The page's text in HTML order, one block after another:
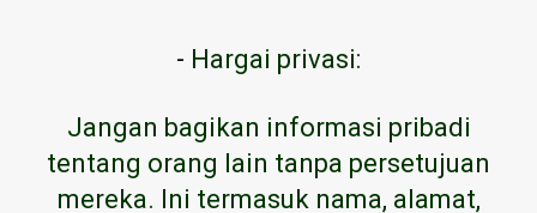
- Hargai privasi:
Jangan bagikan informasi pribadi
tentang orang lain tanpa persetujuan
mereka. Ini termasuk nama, alamat,